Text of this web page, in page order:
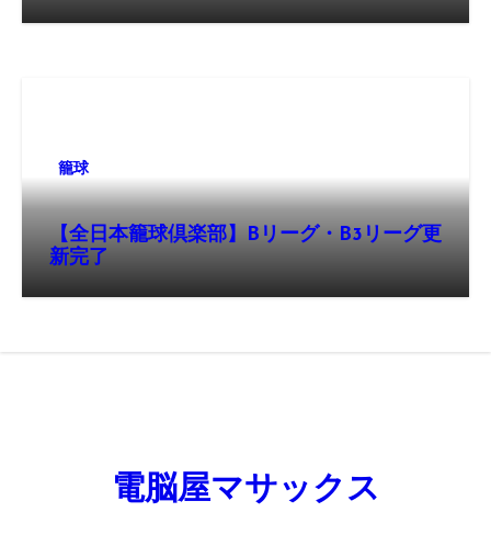
籠球
【全日本籠球倶楽部】Bリーグ・B3リーグ更
新完了
電脳屋マサックス